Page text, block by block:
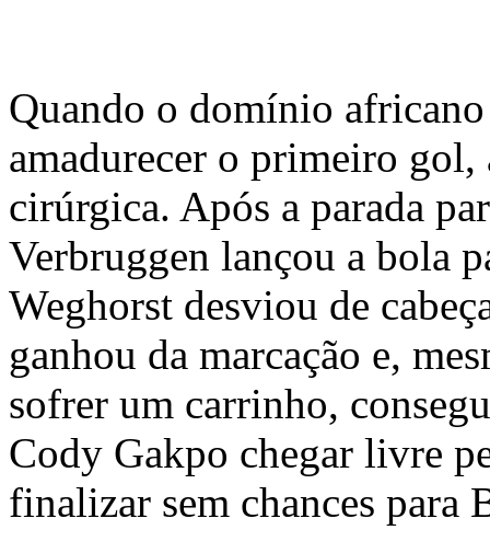
Quando o domínio
amadurecer o primeiro
cirúrgica. Após a parada
Verbruggen lançou a bola
Weghorst desviou de
ganhou da marcação e,
sofrer um carrinho,
Cody Gakpo chegar livre
finalizar sem chances para